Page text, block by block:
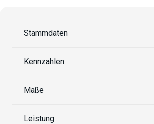
Stammdaten
Kennzahlen
Maße
Leistung